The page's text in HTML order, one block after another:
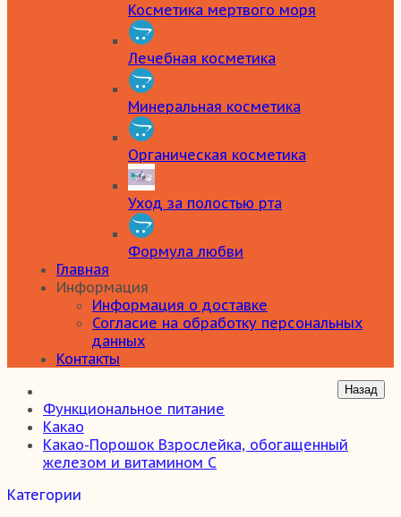
Косметика мертвого моря
Лечебная косметика
Минеральная косметика
Органическая косметика
Уход за полостью рта
Формула любви
Главная
Информация
Информация о доставке
Согласие на обработку персональных
данных
Контакты
Функциональное питание
Какао
Какао-Порошок Взрослейка, обогащенный
железом и витамином С
Категории